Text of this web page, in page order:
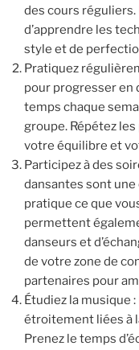
des cours
d’apprendre les
style et de
Pratiquez
pour progresser en
temps chaque
groupe. Répétez
votre équilibre et
Participez à des
dansantes sont
pratique ce que
permettent
danseurs et
de votre zone de
partenaires pour
Étudiez la musique
étroitement liées à
Prenez le temps